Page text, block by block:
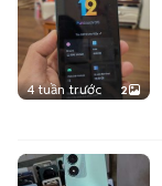
4 tuần trước 2